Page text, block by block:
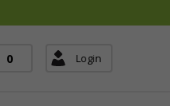
0 Login